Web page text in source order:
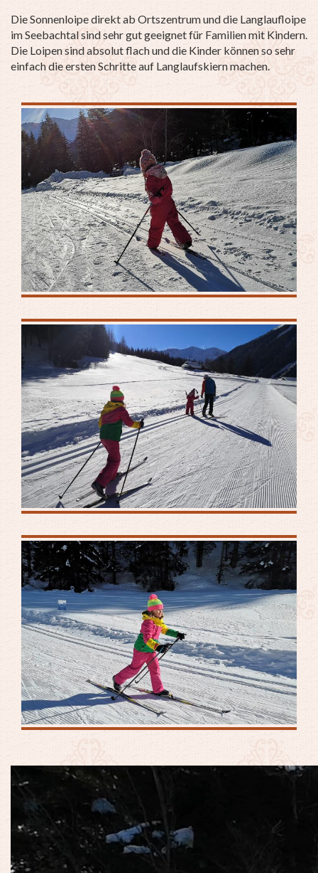
Die Sonnenloipe direkt ab Ortszentrum und die Langlaufloipe
im Seebachtal sind sehr gut geeignet für Familien mit Kindern.
Die Loipen sind absolut flach und die Kinder können so sehr
einfach die ersten Schritte auf Langlaufskiern machen.